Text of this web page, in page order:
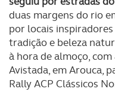
duas margens do rio
por locais
tradição e beleza
à hora de almoço,
Avistada, em Arouca,
Rally ACP Clássicos